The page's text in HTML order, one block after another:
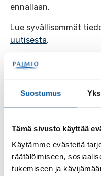
Suostumus
Tämä sivusto käyttää
Käytämme evästeitä
räätälöimiseen,
tukemiseen ja
ennallaan.
Lue syvällisemmät
uutisesta.
kuljetuspalvelut
Aiheesta lisää